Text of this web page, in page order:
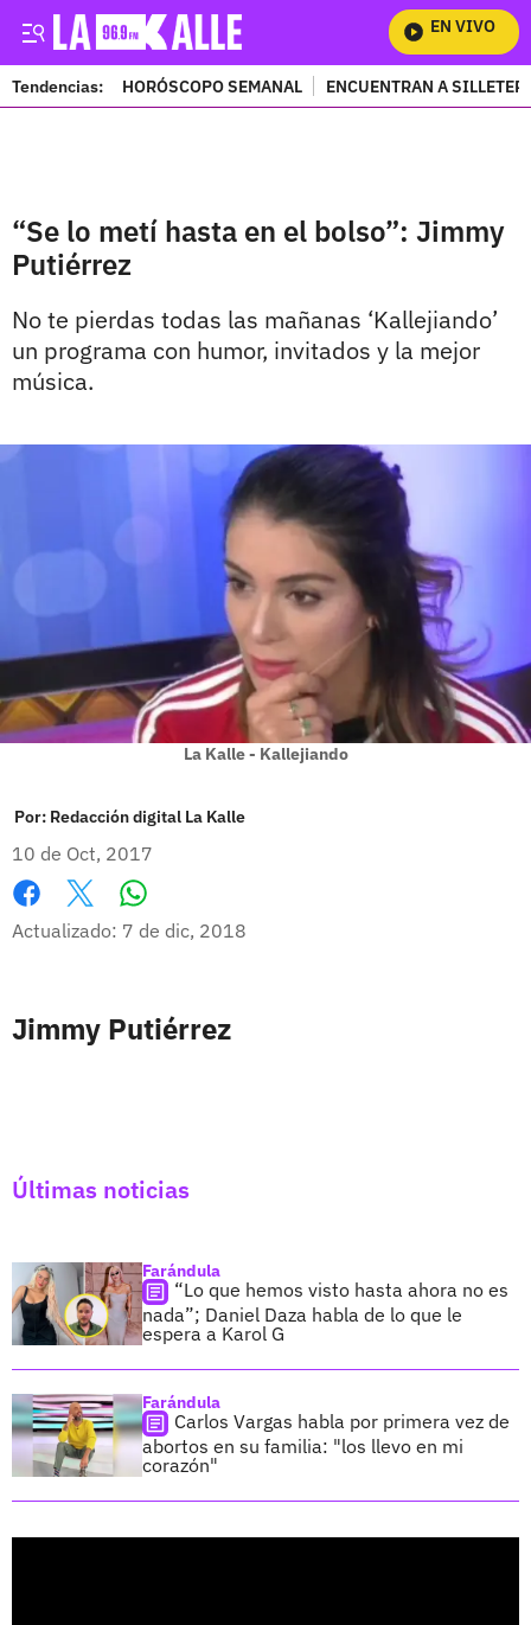
EN VIVO
Tendencias: HORÓSCOPO SEMANAL ENCUENTRAN A
“Se lo metí hasta en el bolso”: Jimmy
Putiérrez
No te pierdas todas las mañanas ‘Kallejiando’
un programa con humor, invitados y la mejor
música.
La Kalle - Kallejiando
Por: Redacción digital La Kalle
10 de Oct, 2017
Facebook
X
Actualizado: 7 de dic, 2018
Jimmy Putiérrez
Últimas noticias
Farándula
“Lo que hemos visto hasta ahora no es
nada”; Daniel Daza habla de lo que le
espera a Karol G
Farándula
Carlos Vargas habla por primera vez de
abortos en su familia: "los llevo en mi
corazón"